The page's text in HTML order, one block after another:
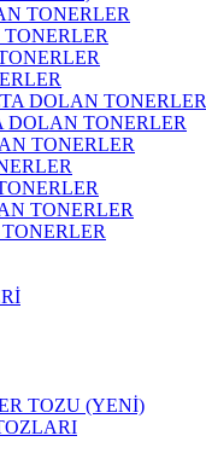
TONERLER
DOLAN TONERLER
DOLAN TONERLER
TONERLER
TONERLER
TOZU (YENİ)